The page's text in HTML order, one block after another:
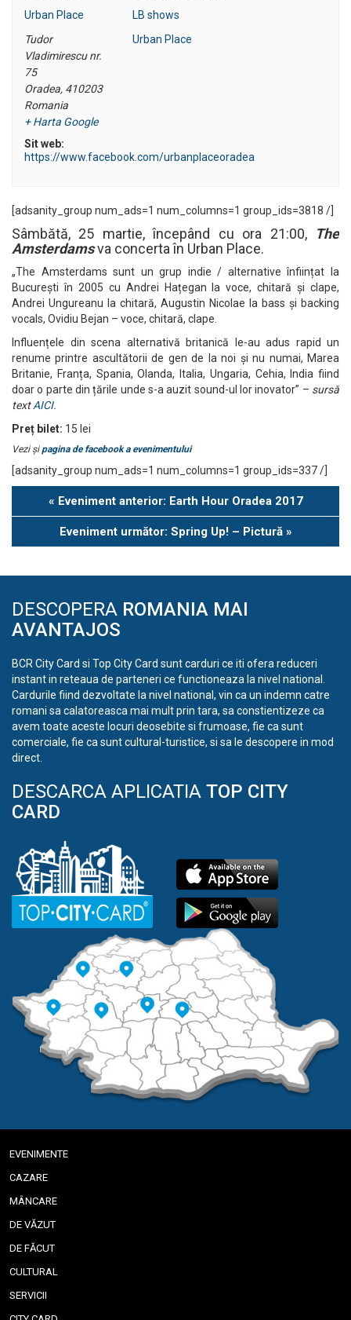
Urban Place
Tudor
Vladimirescu nr.
75
Oradea, 410203
Romania
+ Harta Google
Sit web:
https://www.facebook.com/urbanplaceoradea
LB shows
Urban Place
[adsanity_group num_ads=1 num_columns=1 group_ids=3818 /]
Sâmbătă, 25 martie, începând cu ora 21:00,
The
Amsterdamsva concerta în Urban Place.
„The Amsterdams sunt un grup indie / alternative înființat la
București în 2005 cu Andrei Hațegan la voce, chitară și clape,
Andrei Ungureanu la chitară, Augustin Nicolae la bass și backing
vocals, Ovidiu Bejan – voce, chitară, clape.
Influențele din scena alternativă britanică le-au adus rapid un
renume printre ascultătorii de gen de la noi și nu numai, Marea
Britanie, Franța, Spania, Olanda, Italia, Ungaria, Cehia, India fiind
doar o parte din țările unde s-a auzit sound-ul lor inovator” – sursă
textAICI.
Preț bilet: 15 lei
Vezi șipagina de facebook a evenimentului
[adsanity_group num_ads=1 num_columns=1 group_ids=337 /]
Eveniment
Navigation
« Eveniment anterior: Earth Hour Oradea 2017
Eveniment următor: Spring Up! – Pictură »
DESCOPERA ROMANIA MAI
AVANTAJOS
BCR City Card si Top City Card sunt carduri ce iti ofera reduceri
instant in reteaua de parteneri ce functioneaza la nivel national.
Cardurile fiind dezvoltate la nivel national, vin ca un indemn catre
romani sa calatoreasca mai mult prin tara, sa constientizeze ca
avem toate aceste locuri deosebite si frumoase, fie ca sunt
comerciale, fie ca sunt cultural-turistice, si sa le descopere in mod
direct.
DESCARCA APLICATIA TOP CITY
CARD
EVENIMENTE
CAZARE
MÂNCARE
DE VĂZUT
DE FĂCUT
CULTURAL
SERVICII